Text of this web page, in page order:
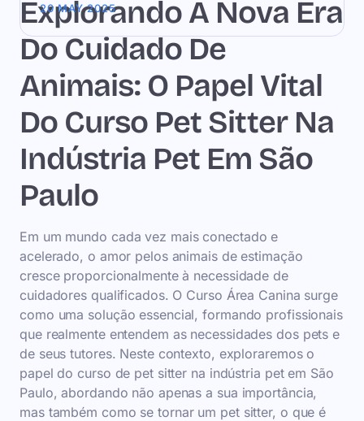
Explorando A Nova Era
Do Cuidado De
Animais: O Papel Vital
Do Curso Pet Sitter Na
Indústria Pet Em São
Paulo
Em um mundo cada vez mais conectado e
acelerado, o amor pelos animais de estimação
cresce proporcionalmente à necessidade de
cuidadores qualificados. O Curso Área Canina surge
como uma solução essencial, formando profissionais
que realmente entendem as necessidades dos pets e
de seus tutores. Neste contexto, exploraremos o
papel do curso de pet sitter na indústria pet em São
Paulo, abordando não apenas a sua importância,
mas também como se tornar um pet sitter, o que é
20 MAY 2025